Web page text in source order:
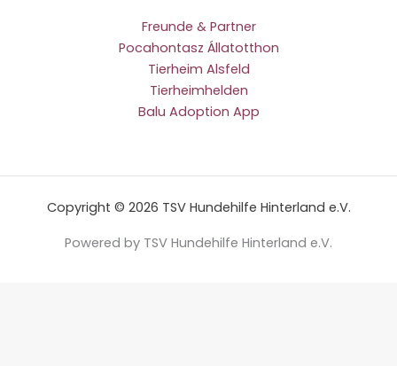
Freunde & Partner
Pocahontasz Állatotthon
Tierheim Alsfeld
Tierheimhelden
Balu Adoption App
Copyright © 2026 TSV Hundehilfe Hinterland e.V.
Powered by TSV Hundehilfe Hinterland e.V.